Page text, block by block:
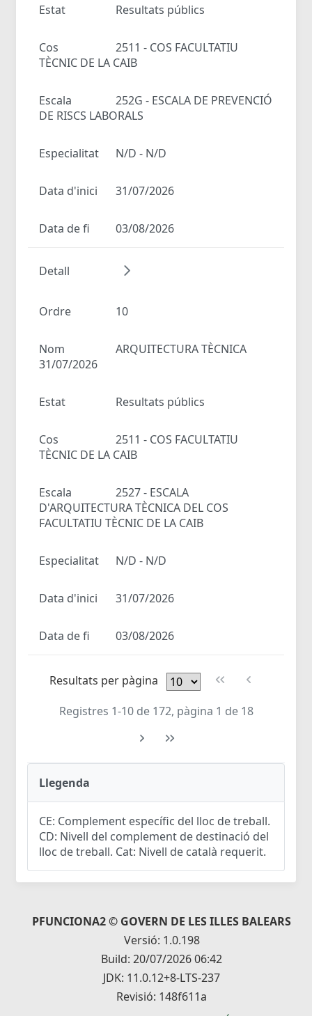
Estat Resultats públics
Cos
2511 - COS FACULTATIU
TÈCNIC DE LA CAIB
Escala
252G - ESCALA DE PREVENCIÓ
DE RISCS LABORALS
Especialitat N/D - N/D
Data d'inici 31/07/2026
Data de fi 03/08/2026
Detall
Ordre 10
Nom
ARQUITECTURA TÈCNICA
31/07/2026
Estat Resultats públics
Cos
2511 - COS FACULTATIU
TÈCNIC DE LA CAIB
Escala
2527 - ESCALA
D'ARQUITECTURA TÈCNICA DEL COS
FACULTATIU TÈCNIC DE LA CAIB
Especialitat N/D - N/D
Data d'inici 31/07/2026
Data de fi 03/08/2026
Resultats per pàgina
Registres 1-10 de 172, pàgina 1 de 18
Llegenda
CE: Complement específic del lloc de treball.
CD: Nivell del complement de destinació del
lloc de treball. Cat: Nivell de català requerit.
PFUNCIONA2 © GOVERN DE LES ILLES BALEARS
Versió: 1.0.198
Build: 20/07/2026 06:42
JDK: 11.0.12+8-LTS-237
Revisió: 148f611a